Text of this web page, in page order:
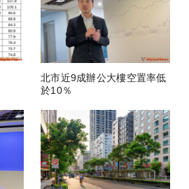
北市近9成辦公大樓空置率低
於10％